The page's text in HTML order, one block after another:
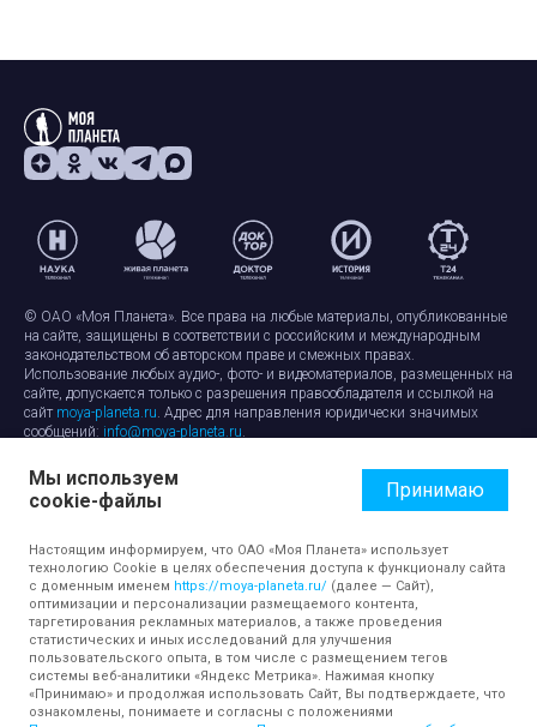
© ОАО «Моя Планета». Все права на любые материалы, опубликованные
на сайте, защищены в соответствии с российским и международным
законодательством об авторском праве и смежных правах.
Использование любых аудио-, фото- и видеоматериалов, размещенных на
сайте, допускается только с разрешения правообладателя и ссылкой на
сайт moya-planeta.ru. Адрес для направления юридически значимых
сообщений: info@moya-planeta.ru.
Правила сайтаРабота с cookie-файлами
Защита персональных данных
Обработка персональных данных
Мы используем
cookie-файлы
Принимаю
Настоящим информируем, что ОАО «Моя Планета» использует
технологию Cookie в целях обеспечения доступа к функционалу сайта
с доменным именем https://moya-planeta.ru/ (далее — Сайт),
оптимизации и персонализации размещаемого контента,
таргетирования рекламных материалов, а также проведения
статистических и иных исследований для улучшения
пользовательского опыта, в том числе с размещением тегов
системы веб-аналитики «Яндекс Метрика». Нажимая кнопку
«Принимаю» и продолжая использовать Сайт, Вы подтверждаете, что
ознакомлены, понимаете и согласны с положениями